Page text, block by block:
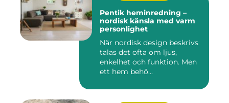
Pentik heminredning –
nordisk känsla med varm
personlighet
När nordisk design beskrivs
talas det ofta om ljus,
enkelhet och funktion. Men
ett hem behö...